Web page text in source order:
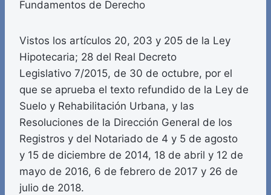
Fundamentos de Derecho
Vistos los artículos 20, 203 y 205 de la Ley
Hipotecaria; 28 del Real Decreto
Legislativo 7/2015, de 30 de octubre, por el
que se aprueba el texto refundido de la Ley de
Suelo y Rehabilitación Urbana, y las
Resoluciones de la Dirección General de los
Registros y del Notariado de 4 y 5 de agosto
y 15 de diciembre de 2014, 18 de abril y 12 de
mayo de 2016, 6 de febrero de 2017 y 26 de
julio de 2018.